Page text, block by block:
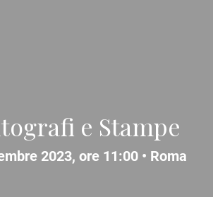
e Stampe
2023, ore 11:00 • Roma